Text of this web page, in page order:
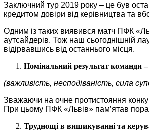
Заключний тур 2019 року – це був
кредитом довіри від керівництва та
Одним із таких виявився матч ПФК
аутсайдерів. Тож наш сьогоднішній
відірвавшись від останнього місця.
Номінальний результат команди –
(важливість, несподіваність, сила
Зважаючи на очне протистояння
При цьому ПФК «Львів» пам’ятав
Труднощі в вишикуванні та